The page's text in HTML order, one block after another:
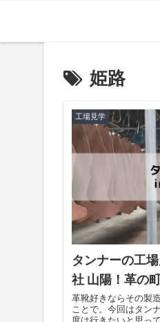
姫路
工場見学
タンナーの工
社 山陽！革の町
革靴好きならその製
ことで。今回はタン